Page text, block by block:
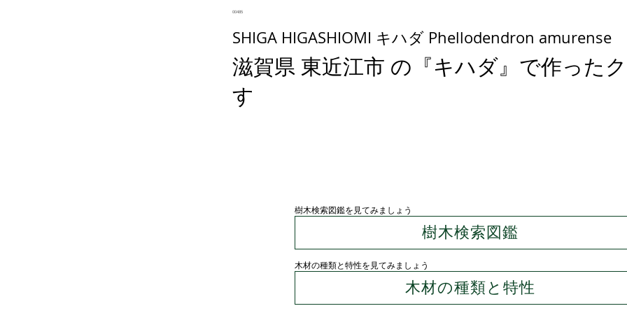
00485
SHIGA HIGASHIOMI キハダ Phellodendron amurense
滋賀県 東近江市 の『キハダ』で作った
す
樹木検索図鑑を見てみましょう
樹木検索図鑑
木材の種類と特性を見てみましょう
木材の種類と特性